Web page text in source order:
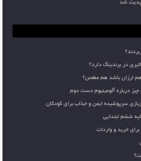
شد
در برندینگ دارد؟
ارزان باشد هم مطمئن؟
درباره آلومینیوم دست دوم
سرپوشیده ایمن و جذاب برای کودکان
ششم ابتدایی
خرید و واردات